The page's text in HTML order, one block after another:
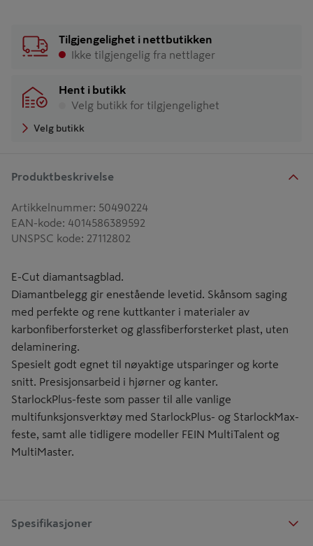
Tilgjengelighet i nettbutikken
Ikke tilgjengelig fra nettlager
Hent i butikk
Velg butikk for tilgjengelighet
Velg butikk
Produktbeskrivelse
Artikkelnummer: 50490224
EAN-kode: 4014586389592
UNSPSC kode: 27112802
E-Cut diamantsagblad.
Diamantbelegg gir enestående levetid. Skånsom saging
med perfekte og rene kuttkanter i materialer av
karbonfiberforsterket og glassfiberforsterket plast, uten
delaminering.
Spesielt godt egnet til nøyaktige utsparinger og korte
snitt. Presisjonsarbeid i hjørner og kanter.
StarlockPlus-feste som passer til alle vanlige
multifunksjonsverktøy med StarlockPlus- og StarlockMax-
feste, samt alle tidligere modeller FEIN MultiTalent og
MultiMaster.
Spesifikasjoner